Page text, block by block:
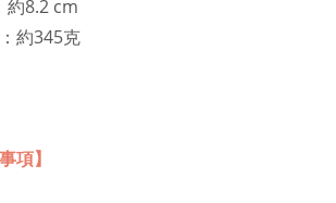
約8.2 cm
約345克
項】